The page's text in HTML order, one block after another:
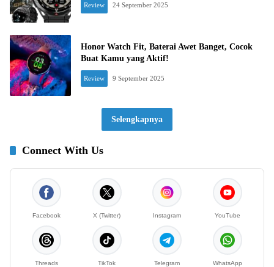
Review 24 September 2025
Honor Watch Fit, Baterai Awet Banget, Cocok
Buat Kamu yang Aktif!
Review 9 September 2025
Selengkapnya
Connect With Us
Facebook X (Twitter) Instagram YouTube
Threads TikTok Telegram WhatsApp